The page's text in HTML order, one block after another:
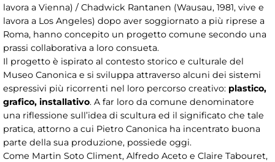
lavora a Vienna) / Chadwick Rantanen (Wausau, 1981, vive e
lavora a Los Angeles) dopo aver soggiornato a più riprese a
Roma, hanno concepito un progetto comune secondo una
prassi collaborativa a loro consueta.
Il progetto è ispirato al contesto storico e culturale del
Museo Canonica e si sviluppa attraverso alcuni dei sistemi
espressivi più ricorrenti nel loro percorso creativo: plastico,
grafico, installativo. A far loro da comune denominatore
una riflessione sull’idea di scultura ed il significato che tale
pratica, attorno a cui Pietro Canonica ha incentrato buona
parte della sua produzione, possiede oggi.
Come Martin Soto Climent, Alfredo Aceto e Claire Tabouret,